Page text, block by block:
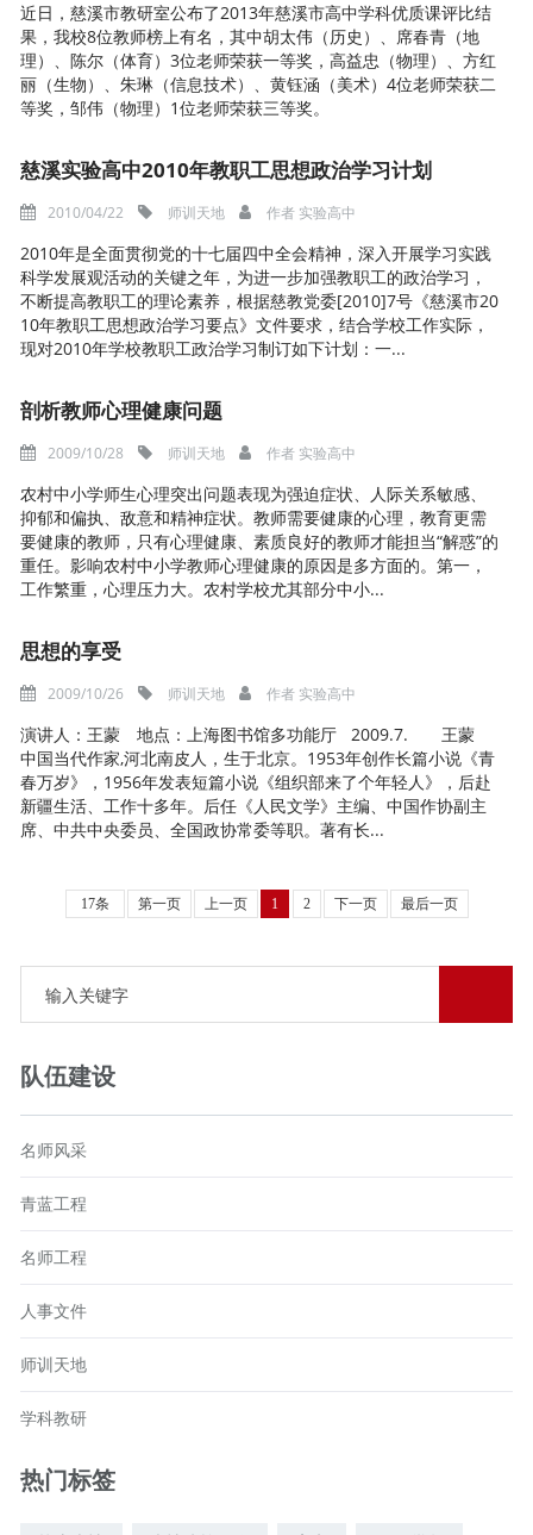
近日，慈溪市教研室公布了2013年慈溪市高中学科优质课评比结
果，我校8位教师榜上有名，其中胡太伟（历史）、席春青（地
理）、陈尔（体育）3位老师荣获一等奖，高益忠（物理）、方红
丽（生物）、朱琳（信息技术）、黄钰涵（美术）4位老师荣获二
等奖，邹伟（物理）1位老师荣获三等奖。
慈溪实验高中2010年教职工思想政治学习计划
2010/04/22 师训天地 作者 实验高中
2010年是全面贯彻党的十七届四中全会精神，深入开展学习实践
科学发展观活动的关键之年，为进一步加强教职工的政治学习，
不断提高教职工的理论素养，根据慈教党委[2010]7号《慈溪市20
10年教职工思想政治学习要点》文件要求，结合学校工作实际，
现对2010年学校教职工政治学习制订如下计划：一...
剖析教师心理健康问题
2009/10/28 师训天地 作者 实验高中
农村中小学师生心理突出问题表现为强迫症状、人际关系敏感、
抑郁和偏执、敌意和精神症状。教师需要健康的心理，教育更需
要健康的教师，只有心理健康、素质良好的教师才能担当“解惑”的
重任。影响农村中小学教师心理健康的原因是多方面的。第一，
工作繁重，心理压力大。农村学校尤其部分中小...
思想的享受
2009/10/26 师训天地 作者 实验高中
演讲人：王蒙 地点：上海图书馆多功能厅 2009.7. 王蒙
中国当代作家,河北南皮人，生于北京。1953年创作长篇小说《青
春万岁》，1956年发表短篇小说《组织部来了个年轻人》，后赴
新疆生活、工作十多年。后任《人民文学》主编、中国作协副主
席、中共中央委员、全国政协常委等职。著有长...
17条 第一页 上一页 1 2 下一页 最后一页
队伍建设
名师风采
青蓝工程
名师工程
人事文件
师训天地
学科教研
热门标签